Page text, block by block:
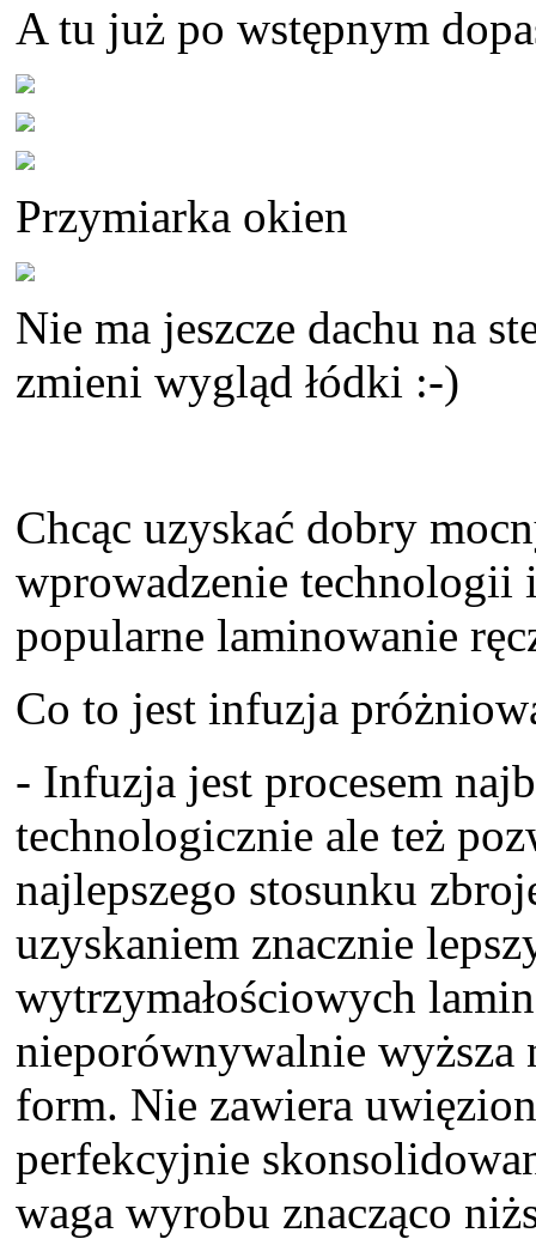
A tu już po wstępnym
Przymiarka okien
Nie ma jeszcze dachu na
zmieni wygląd łódki :-)
Chcąc uzyskać dobry
wprowadzenie technologii
popularne laminowanie
Co to jest infuzja
- Infuzja jest procesem
technologicznie ale też
najlepszego stosunku
uzyskaniem znacznie
wytrzymałościowych
nieporównywalnie
form. Nie zawiera
perfekcyjnie
waga wyrobu znacząco